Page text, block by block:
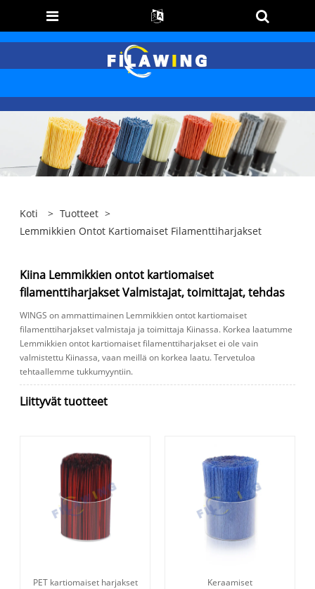
Koti > Tuotteet >
Lemmikkien Ontot Kartiomaiset Filamenttiharjakset
Kiina Lemmikkien ontot kartiomaiset
filamenttiharjakset Valmistajat, toimittajat, tehdas
WINGS on ammattimainen Lemmikkien ontot kartiomaiset
filamenttiharjakset valmistaja ja toimittaja Kiinassa. Korkea laatumme
Lemmikkien ontot kartiomaiset filamenttiharjakset ei ole vain
valmistettu Kiinassa, vaan meillä on korkea laatu. Tervetuloa
tehtaallemme tukkumyyntiin.
Liittyvät tuotteet
PET kartiomaiset harjakset
Keraamiset